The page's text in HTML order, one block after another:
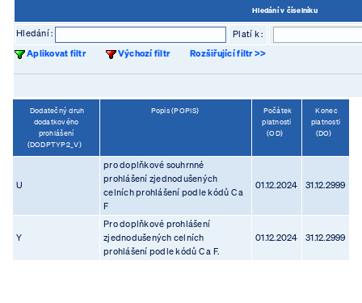
Hledání v číselníku
Hledání :
Platí k :
Aplikovat filtr
Výchozí filtr Rozšiřující filtr >>
Dodatečný druh
dodatkového
prohlášení
(DODPTYP2_V)
Popis (POPIS)
Počátek
platnosti
(OD)
Konec
platnosti
(DO)
U
pro doplňkové souhrnné
prohlášení zjednodušených
celních prohlášení podle kódů C a
F
01.12.2024 31.12.2999
Y
Pro doplňkové prohlášení
zjednodušených celních
prohlášení podle kódů C a F.
01.12.2024 31.12.2999